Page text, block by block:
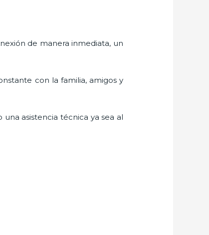
de manera inmediata, un
con la familia, amigos y
asistencia técnica ya sea al